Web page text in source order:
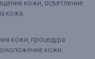
кожи, осветление
кожа.
кожи, процедура
омоложение кожи.